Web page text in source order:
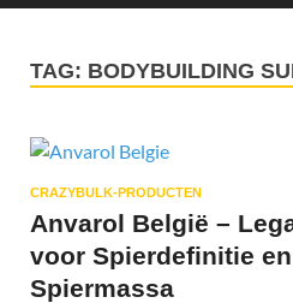
TAG: BODYBUILDING
CRAZYBULK-PRODUCTEN
Anvarol België –
voor Spierdefinitie
Spiermassa